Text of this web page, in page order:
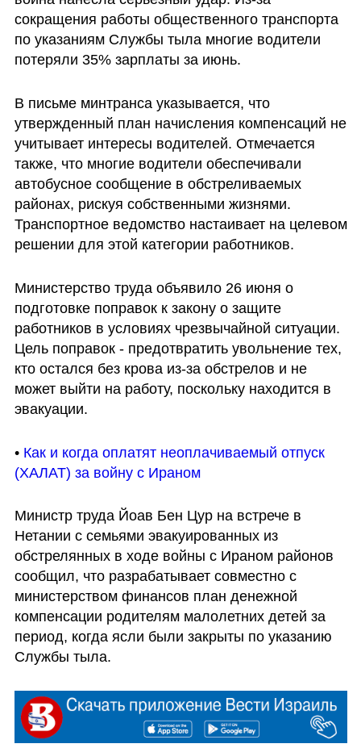
сокращения работы общественного транспорта
по указаниям Службы тыла многие водители
потеряли 35% зарплаты за июнь.
В письме минтранса указывается, что
утвержденный план начисления компенсаций не
учитывает интересы водителей. Отмечается
также, что многие водители обеспечивали
автобусное сообщение в обстреливаемых
районах, рискуя собственными жизнями.
Транспортное ведомство настаивает на целевом
решении для этой категории работников.
Министерство труда объявило 26 июня о
подготовке поправок к закону о защите
работников в условиях чрезвычайной ситуации.
Цель поправок - предотвратить увольнение тех,
кто остался без крова из-за обстрелов и не
может выйти на работу, поскольку находится в
эвакуации.
• Как и когда оплатят неоплачиваемый отпуск
(ХАЛАТ) за войну с Ираном
Министр труда Йоав Бен Цур на встрече в
Нетании с семьями эвакуированных из
обстрелянных в ходе войны с Ираном районов
сообщил, что разрабатывает совместно с
министерством финансов план денежной
компенсации родителям малолетних детей за
период, когда ясли были закрыты по указанию
Службы тыла.